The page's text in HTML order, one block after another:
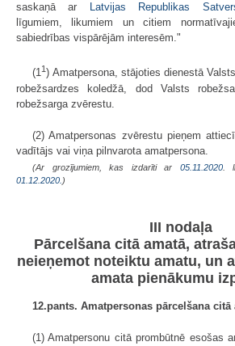
saskaņā ar
Latvijas Republikas
līgumiem, likumiem un citiem
sabiedrības vispārējām interesēm."
(11 ) Amatpersona, stājoties dienestā
robežsardzes koledžā, dod Valsts
robežsarga zvērestu.
(2) Amatpersonas zvērestu pieņem
vadītājs vai viņa pilnvarota amatpersona.
(Ar grozījumiem, kas izdarīti ar 05.11.2020.
01.12.2020. )
III nodaļa
Pārcelšana citā amatā,
neieņemot noteiktu amatu, un
amata pienākumu
12.pants. Amatpersonas pārcelšana citā
(1) Amatpersonu citā prombūtnē esošas